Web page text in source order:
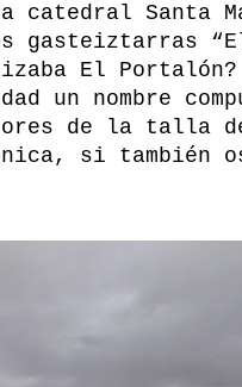
catedral Santa
gasteiztarras
El
un nombre
de la talla de
si también